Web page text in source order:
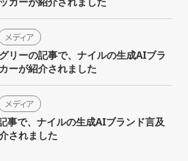
メディア
リーの記事で、ナイルの生成AIブラ
ーが紹介されました
メディア
事で、ナイルの生成AIブランド言及
されました